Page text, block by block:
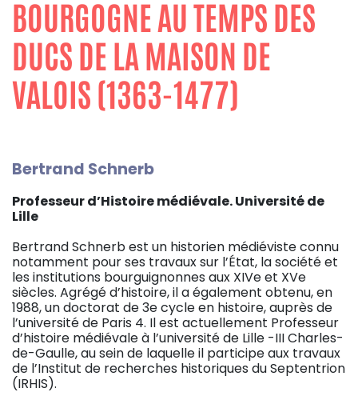
BOURGOGNE AU TEMPS DES
DUCS DE LA MAISON DE
VALOIS (1363-1477)
Bertrand Schnerb
Professeur d’Histoire médiévale. Université de
Lille
Bertrand Schnerb est un historien médiéviste connu
notamment pour ses travaux sur l’État, la société et
les institutions bourguignonnes aux XIVe et XVe
siècles. Agrégé d’histoire, il a également obtenu, en
1988, un doctorat de 3e cycle en histoire, auprès de
l’université de Paris 4. Il est actuellement Professeur
d’histoire médiévale à l’université de Lille -III Charles-
de-Gaulle, au sein de laquelle il participe aux travaux
de l’Institut de recherches historiques du Septentrion
(IRHIS).